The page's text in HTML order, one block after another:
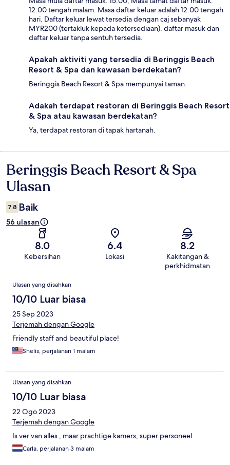
12:00 tengah malam. Masa daftar keluar adalah 12:00 tengah
hari. Daftar keluar lewat tersedia dengan caj sebanyak
MYR200 (tertakluk kepada ketersediaan). daftar masuk dan
daftar keluar tanpa sentuh tersedia.
Apakah aktiviti yang tersedia di Beringgis Beach
Resort & Spa dan kawasan berdekatan?
Beringgis Beach Resort & Spa mempunyai taman.
Adakah terdapat restoran di Beringgis Beach Resort
& Spa atau kawasan berdekatan?
Ya, terdapat restoran di tapak hartanah.
Ulasan
Beringgis Beach Resort & Spa
Ulasan
7.8 Baik
56 ulasan
8.0
Kebersihan
6.4
Lokasi
8.2
Kakitangan &
perkhidmatan
Ulasan
Ulasan yang disahkan
10/10 Luar biasa
25 Sep 2023
Terjemah dengan Google
Friendly staff and beautiful place!
Shelis, perjalanan 1 malam
Ulasan yang disahkan
10/10 Luar biasa
22 Ogo 2023
Terjemah dengan Google
Is ver van alles , maar prachtige kamers, super personeel
Carla, perjalanan 3 malam